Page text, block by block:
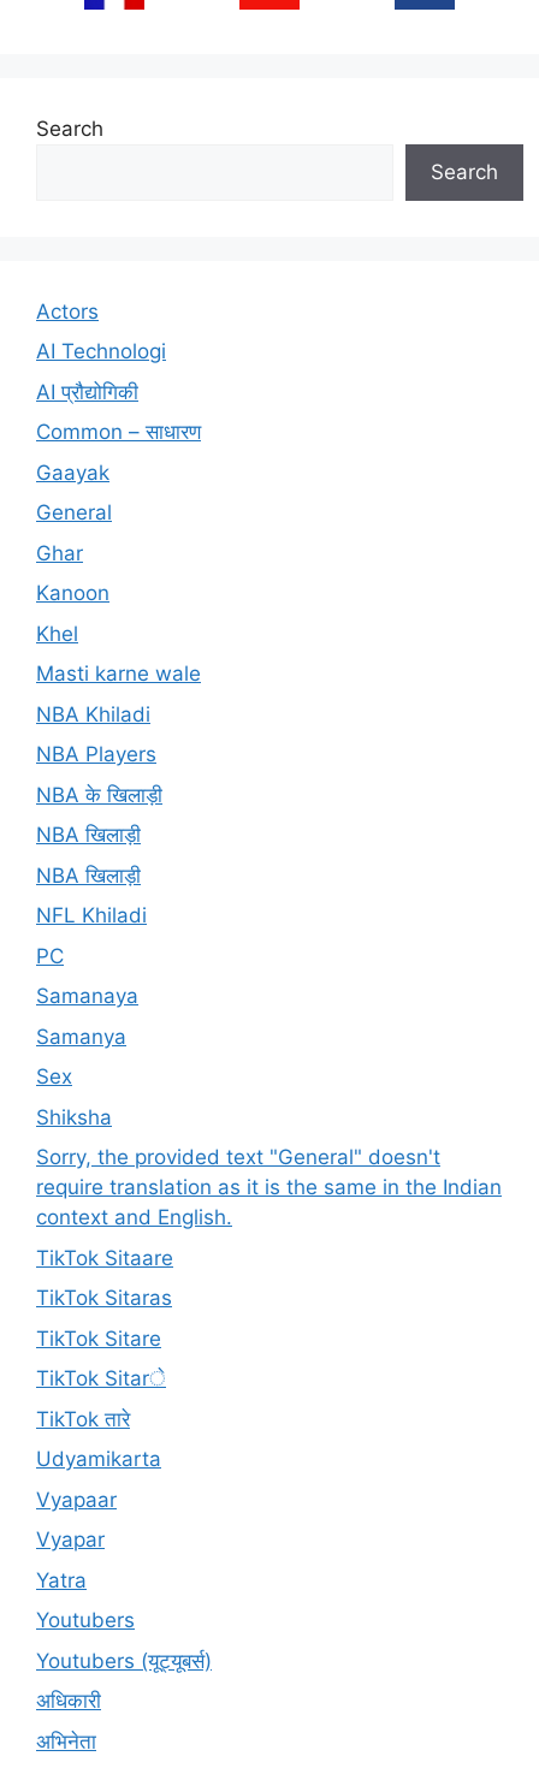
Search
Search
Actors
AI Technologi
AI प्रौद्योगिकी
Common – साधारण
Gaayak
General
Ghar
Kanoon
Khel
Masti karne wale
NBA Khiladi
NBA Players
NBA के खिलाड़ी
NBA खिलाड़ी
NBA खिलाड़ी
NFL Khiladi
PC
Samanaya
Samanya
Sex
Shiksha
Sorry, the provided text "General" doesn't
require translation as it is the same in the Indian
context and English.
TikTok Sitaare
TikTok Sitaras
TikTok Sitare
TikTok Sitarे
TikTok तारे
Udyamikarta
Vyapaar
Vyapar
Yatra
Youtubers
Youtubers (यूट्यूबर्स)
अधिकारी
अभिनेता